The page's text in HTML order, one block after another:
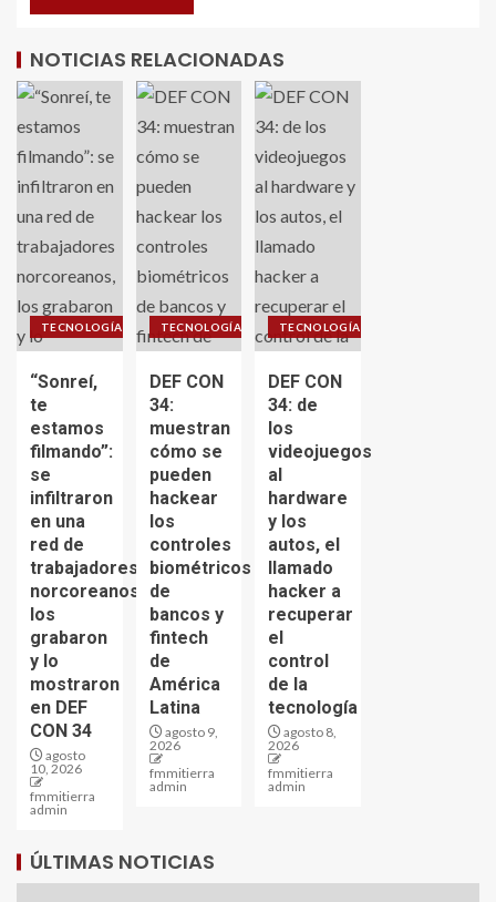
NOTICIAS RELACIONADAS
TECNOLOGÍA
“Sonreí,
te
estamos
filmando”:
se
infiltraron
en una
red de
trabajadores
norcoreanos,
los
grabaron
y lo
mostraron
en DEF
CON 34
agosto
10, 2026
fmmitierra
admin
TECNOLOGÍA
DEF CON
34:
muestran
cómo se
pueden
hackear
los
controles
biométricos
de
bancos y
fintech
de
América
Latina
agosto 9,
2026
fmmitierra
admin
TECNOLOGÍA
DEF CON
34: de
los
videojuegos
al
hardware
y los
autos, el
llamado
hacker a
recuperar
el
control
de la
tecnología
agosto 8,
2026
fmmitierra
admin
ÚLTIMAS NOTICIAS